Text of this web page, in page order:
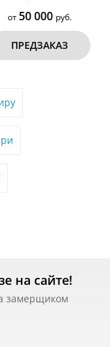
от50 000
ПРЕДЗАКАЗ
на сайте!
замерщиком